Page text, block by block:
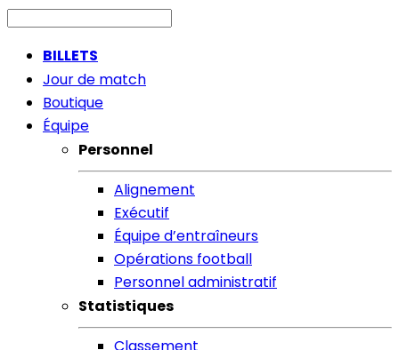
BILLETS
Jour de match
Boutique
Équipe
Personnel
Alignement
Exécutif
Équipe d’entraîneurs
Opérations football
Personnel administratif
Statistiques